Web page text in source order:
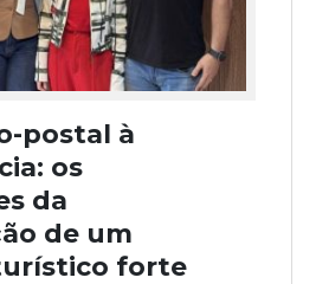
postal à
os
da
de um
forte